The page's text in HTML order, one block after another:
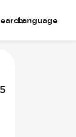
Language